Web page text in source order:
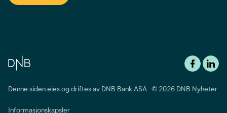
Denne siden eies og driftes av DNB Bank ASA © 2026 DNB Nyheter
Informasjonskapsler